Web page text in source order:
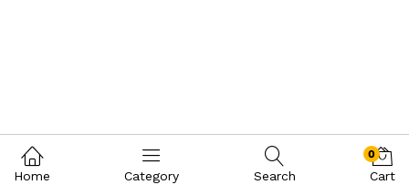
Home Category Search
0
Cart